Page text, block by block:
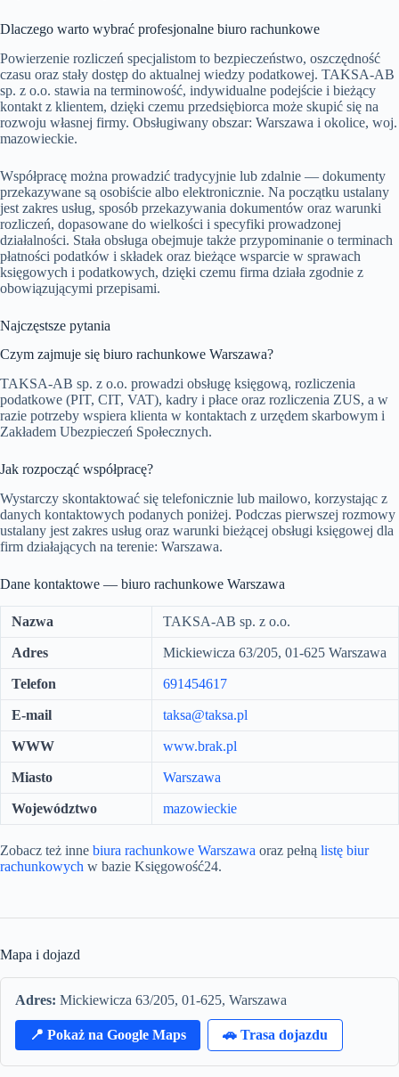
Dlaczego warto wybrać profesjonalne biuro rachunkowe
Powierzenie rozliczeń specjalistom to bezpieczeństwo, oszczędność
czasu oraz stały dostęp do aktualnej wiedzy podatkowej. TAKSA-AB
sp. z o.o. stawia na terminowość, indywidualne podejście i bieżący
kontakt z klientem, dzięki czemu przedsiębiorca może skupić się na
rozwoju własnej firmy. Obsługiwany obszar: Warszawa i okolice, woj.
mazowieckie.
Współpracę można prowadzić tradycyjnie lub zdalnie — dokumenty
przekazywane są osobiście albo elektronicznie. Na początku ustalany
jest zakres usług, sposób przekazywania dokumentów oraz warunki
rozliczeń, dopasowane do wielkości i specyfiki prowadzonej
działalności. Stała obsługa obejmuje także przypominanie o terminach
płatności podatków i składek oraz bieżące wsparcie w sprawach
księgowych i podatkowych, dzięki czemu firma działa zgodnie z
obowiązującymi przepisami.
Najczęstsze pytania
Czym zajmuje się biuro rachunkowe Warszawa?
TAKSA-AB sp. z o.o. prowadzi obsługę księgową, rozliczenia
podatkowe (PIT, CIT, VAT), kadry i płace oraz rozliczenia ZUS, a w
razie potrzeby wspiera klienta w kontaktach z urzędem skarbowym i
Zakładem Ubezpieczeń Społecznych.
Jak rozpocząć współpracę?
Wystarczy skontaktować się telefonicznie lub mailowo, korzystając z
danych kontaktowych podanych poniżej. Podczas pierwszej rozmowy
ustalany jest zakres usług oraz warunki bieżącej obsługi księgowej dla
firm działających na terenie: Warszawa.
Dane kontaktowe — biuro rachunkowe Warszawa
Nazwa TAKSA-AB sp. z o.o.
Adres Mickiewicza 63/205, 01-625 Warszawa
Telefon 691454617
E-mail taksa@taksa.pl
WWW www.brak.pl
Miasto Warszawa
Województwo mazowieckie
Zobacz też inne biura rachunkowe Warszawa oraz pełną listę biur
rachunkowych w bazie Księgowość24.
Mapa i dojazd
Adres: Mickiewicza 63/205, 01-625, Warszawa
📍 Pokaż na Google Maps 🚗 Trasa dojazdu